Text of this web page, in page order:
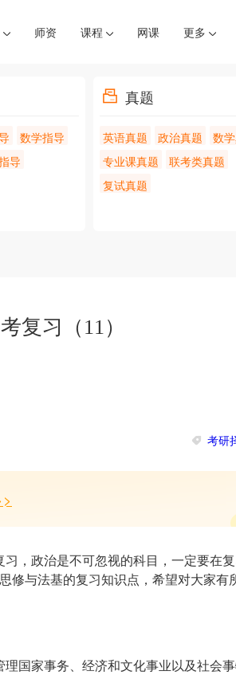
师资 课程 网课 更多
数学指导
导
真题
英语真题 政治真题
数
专业课真题
联考类真题
复试真题
复习（11）
考研
，政治是不可忽视的科目，一定要在
修与法基的复习知识点，希望对大家有
国家事务、经济和文化事业以及社会事